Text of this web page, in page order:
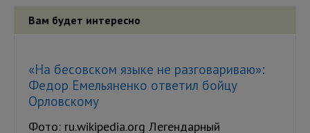
Вам будет интересно
«На бесовском языке не разговариваю»:
Федор Емельяненко ответил бойцу
Орловскому
Фото: ru.wikipedia.org Легендарный